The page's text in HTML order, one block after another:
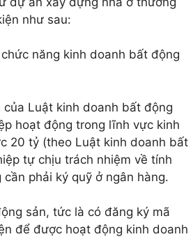
như sau:
năng kinh doanh bất động
Luật kinh doanh bất động
hoạt động trong lĩnh vực kinh
20 tỷ (theo Luật kinh doanh bất
tự chịu trách nhiệm về tính
phải ký quỹ ở ngân hàng.
sản, tức là có đăng ký mã
để được hoạt động kinh doanh